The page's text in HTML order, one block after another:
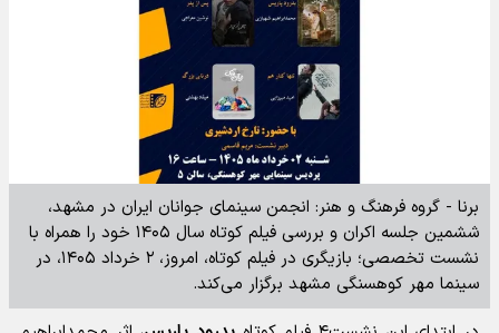
برنا - گروه فرهنگ و هنر: انجمن سینمای جوانان ایران در مشهد،
ششمین جلسه اکران و بررسی فیلم کوتاه سال ۱۴۰۵ خود را همراه با
نشست تخصصی؛ بازیگری در فیلم کوتاه، امروز، ۲ خرداد ۱۴۰۵، در
سینما مهر کوهسنگی مشهد برگزار می‌کند.